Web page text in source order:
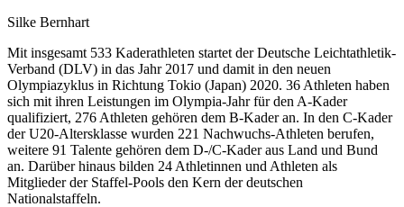
Silke Bernhart
Mit insgesamt 533 Kaderathleten startet der Deutsche Leichtathletik-
Verband (DLV) in das Jahr 2017 und damit in den neuen
Olympiazyklus in Richtung Tokio (Japan) 2020. 36 Athleten haben
sich mit ihren Leistungen im Olympia-Jahr für den A-Kader
qualifiziert, 276 Athleten gehören dem B-Kader an. In den C-Kader
der U20-Altersklasse wurden 221 Nachwuchs-Athleten berufen,
weitere 91 Talente gehören dem D-/C-Kader aus Land und Bund
an. Darüber hinaus bilden 24 Athletinnen und Athleten als
Mitglieder der Staffel-Pools den Kern der deutschen
Nationalstaffeln.